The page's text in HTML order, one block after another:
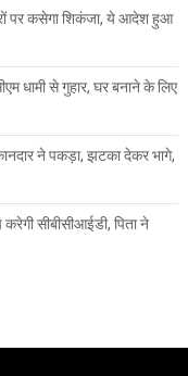
पर कसेगा शिकंजा, ये आदेश हुआ
धामी से गुहार, घर बनाने के लिए
ने पकड़ा, झटका देकर भागे,
करेगी सीबीसीआईडी, पिता ने